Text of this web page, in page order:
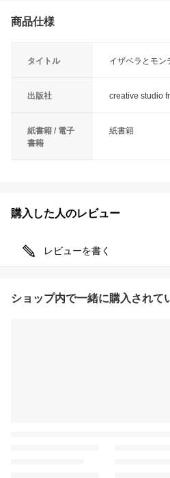
商品仕様
タイトル イザベラとモ
出版社 creative studio
紙書籍 / 電子
書籍
紙書籍
購入した人のレビュー
レビューを書く
ショップ内で一緒に購入されて